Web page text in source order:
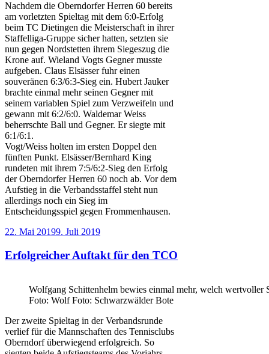
Nachdem die Oberndorfer Herren 60 bereits
am vorletzten Spieltag mit dem 6:0-Erfolg
beim TC Dietingen die Meisterschaft in ihrer
Staffelliga-Gruppe sicher hatten, setzten sie
nun gegen Nordstetten ihrem Siegeszug die
Krone auf. Wieland Vogts Gegner musste
aufgeben. Claus Elsässer fuhr einen
souveränen 6:3/6:3-Sieg ein. Hubert Jauker
brachte einmal mehr seinen Gegner mit
seinem variablen Spiel zum Verzweifeln und
gewann mit 6:2/6:0. Waldemar Weiss
beherrschte Ball und Gegner. Er siegte mit
6:1/6:1.
Vogt/Weiss holten im ersten Doppel den
fünften Punkt. Elsässer/Bernhard King
rundeten mit ihrem 7:5/6:2-Sieg den Erfolg
der Oberndorfer Herren 60 noch ab. Vor dem
Aufstieg in die Verbandsstaffel steht nun
allerdings noch ein Sieg im
Entscheidungsspiel gegen Frommenhausen.
Veröffentlicht
22. Mai 20199. Juli 2019
Erfolgreicher Auftakt für den TCO
Wolfgang Schittenhelm bewies einmal mehr, welch
Foto: Wolf Foto: Schwarzwälder Bote
Der zweite Spieltag in der Verbandsrunde
verlief für die Mannschaften des Tennisclubs
Oberndorf überwiegend erfolgreich. So